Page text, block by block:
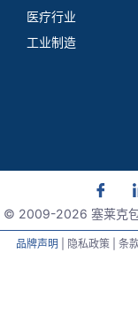
医疗行业
工业制造
© 2009-2026 塞莱克
品牌声明| 隐私政策 | 条